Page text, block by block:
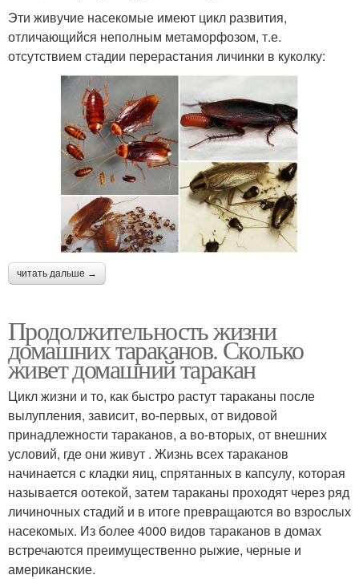
Эти живучие насекомые имеют цикл развития,
отличающийся неполным метаморфозом, т.е.
отсутствием стадии перерастания личинки в куколку:
читать дальше →
Продолжительность жизни
домашних тараканов. Сколько
живет домашний таракан
Цикл жизни и то, как быстро растут тараканы после
вылупления, зависит, во-первых, от видовой
принадлежности тараканов, а во-вторых, от внешних
условий, где они живут . Жизнь всех тараканов
начинается с кладки яиц, спрятанных в капсулу, которая
называется оотекой, затем тараканы проходят через ряд
личиночных стадий и в итоге превращаются во взрослых
насекомых. Из более 4000 видов тараканов в домах
встречаются преимущественно рыжие, черные и
американские.